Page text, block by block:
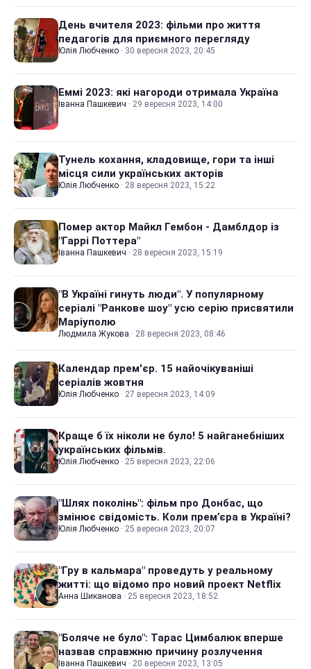
День вчителя 2023: фільми про життя
педагогів для приємного перегляду
Юлія Любченко · 30 вересня 2023, 20:45
Еммі 2023: які нагороди отримала Україна
Іванна Пашкевич · 29 вересня 2023, 14:00
Тунель кохання, кладовище, гори та інші
місця сили українських акторів
Юлія Любченко · 28 вересня 2023, 15:22
Помер актор Майкл Гембон - Дамблдор із
"Гаррі Поттера"
Іванна Пашкевич · 28 вересня 2023, 15:19
"В Україні гинуть люди". У популярному
серіалі "Ранкове шоу" усю серію присвятили
Маріуполю
Людмила Жукова · 28 вересня 2023, 08:46
Календар прем'єр. 15 найочікуваніші
серіалів жовтня
Юлія Любченко · 27 вересня 2023, 14:09
Краще б їх ніколи не було! 5 найганебніших
українських фільмів.
Юлія Любченко · 25 вересня 2023, 22:06
"Шлях поколінь": фільм про Донбас, що
змінює свідомість. Коли прем’єра в Україні?
Юлія Любченко · 25 вересня 2023, 20:07
"Гру в кальмара" проведуть у реальному
житті: що відомо про новий проект Netflix
Анна Шиканова · 25 вересня 2023, 18:52
"Боляче не було": Тарас Цимбалюк вперше
назвав справжню причину розлучення
Іванна Пашкевич · 20 вересня 2023, 13:05